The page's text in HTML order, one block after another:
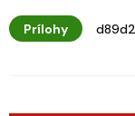
Prílohy